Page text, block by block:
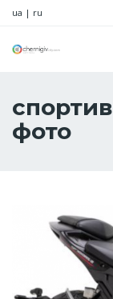
ua | ru
фото